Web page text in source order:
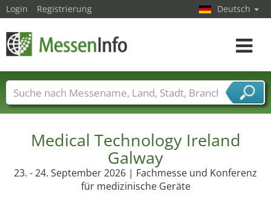
Medical Technology Ireland
Galway
23. - 24. September 2026 | Fachmesse und Konferenz
für medizinische Geräte
Login Registrierung Deutsch
Toggle
Messenamen Länder Städte
Branchen